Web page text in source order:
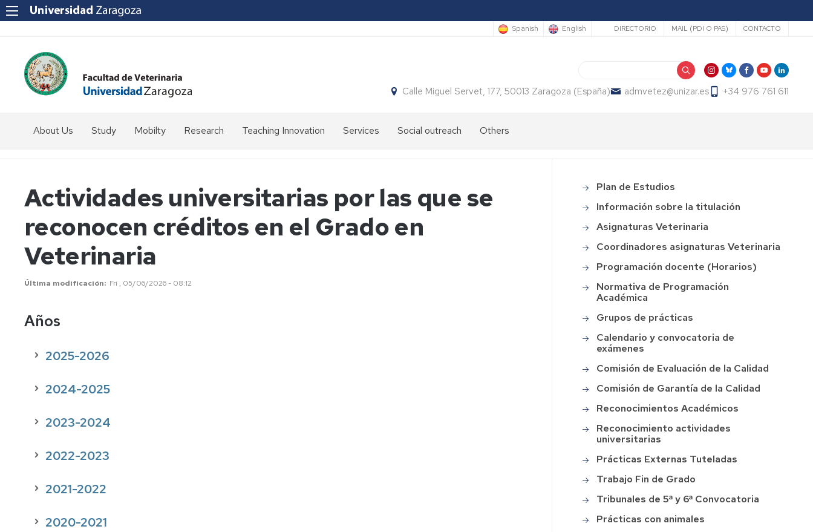
Spanish English Secundario
DIRECTORIO MAIL (PDI O PAS) CONTACTO
Calle Miguel Servet, 177, 50013 Zaragoza (España) admvetez@unizar.es +34 976 761 611
About Us
to
us?
Staff
Study Mobilty
coordinator
Programmes
Erasmus
Erasmus
Internships
Research Teaching Innovation Services Social outreach Others
Actividades universitarias por las que se
reconocen créditos en el Grado en
Veterinaria
Última modificación Fri , 05/06/2026 - 08:12
Años
2025-2026
2024-2025
2023-2024
2022-2023
2021-2022
2020-2021
Grado
en
Veterinaria
Plan de Estudios
Información sobre la titulación
Asignaturas Veterinaria
Coordinadores asignaturas Veterinaria
Programación docente (Horarios)
Normativa de Programación
Académica
Grupos de prácticas
Calendario y convocatoria de
exámenes
Comisión de Evaluación de la Calidad
Comisión de Garantía de la Calidad
Reconocimientos Académicos
Reconocimiento actividades
universitarias
Prácticas Externas Tuteladas
Trabajo Fin de Grado
Tribunales de 5ª y 6ª Convocatoria
Prácticas con animales